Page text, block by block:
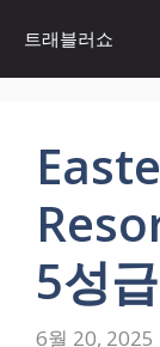
츠
트래블러쇼
5성
6월 20, 2025